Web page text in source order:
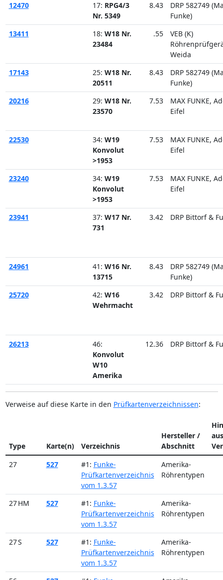
12470 17: RPG4/3
Nr. 5349
8.43
DRP 582749
Funke)
13411
18: W18 Nr.
23484
.55
VEB (K)
Weida
17143
25: W18 Nr.
20511
8.43
DRP 582749
Funke)
20216
29: W18 Nr.
23570
7.53
MAX FUNKE,
Eifel
22530 34: W19
Konvolut
>1953
7.53
MAX FUNKE,
Eifel
23240 34: W19
Konvolut
>1953
7.53
MAX FUNKE,
Eifel
23941 37: W17 Nr.
731
3.42 DRP Bittorf &
24961 41: W16 Nr.
13715
8.43
DRP 582749
Funke)
25720
42: W16
Wehrmacht
3.42 DRP Bittorf &
26213
46:
Konvolut
W10
Amerika
12.36 DRP Bittorf &
Verweise auf diese Karte in den Prüfkartenverzeichnissen:
Type Karte(n) Verzeichnis
Hersteller /
Abschnitt
aus
27
527 #1: Funke-
Prüfkartenverzeichnis
vom 1.3.57
Amerika-
Röhrentypen
27 HM 527 #1: Funke-
Prüfkartenverzeichnis
vom 1.3.57
Amerika-
Röhrentypen
27 S 527 #1: Funke-
Prüfkartenverzeichnis
vom 1.3.57
Amerika-
Röhrentypen